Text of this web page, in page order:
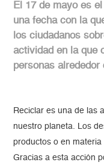
El 17 de mayo es el
una fecha con la
los ciudadanos
actividad en la que
personas alrededor
Reciclar es una de las
nuestro planeta. Los
productos o en
Gracias a esta acción